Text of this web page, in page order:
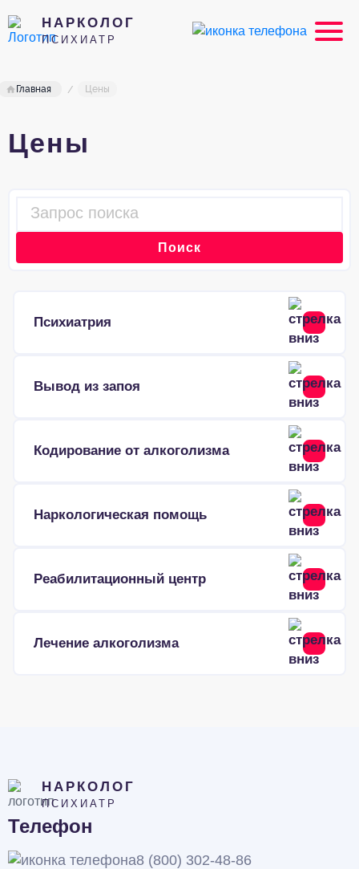
НАРКОЛОГ
ПСИХИАТР
Главная Цены
Цены
Поиск
Психиатрия
Вывод из запоя
Кодирование от алкоголизма
Наркологическая помощь
Реабилитационный центр
Лечение алкоголизма
НАРКОЛОГ
ПСИХИАТР
Телефон
8 (800) 302-48-86